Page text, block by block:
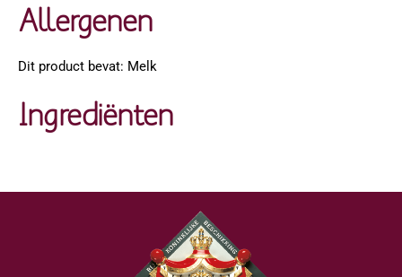
Allergenen
Dit product bevat: Melk
Ingrediënten